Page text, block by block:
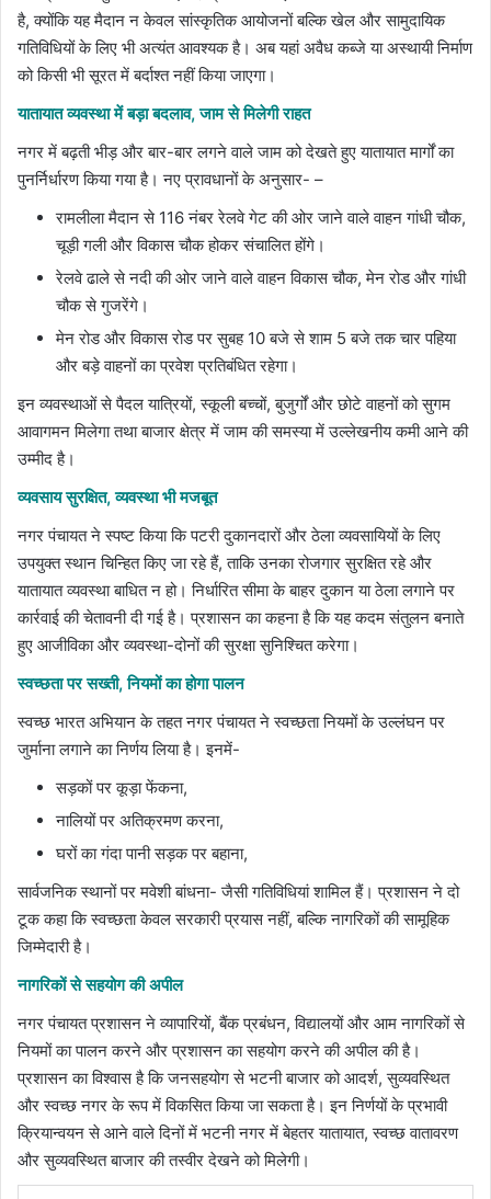
है, क्योंकि यह मैदान न केवल सांस्कृतिक आयोजनों बल्कि खेल और सामुदायिक
गतिविधियों के लिए भी अत्यंत आवश्यक है। अब यहां अवैध कब्जे या अस्थायी निर्माण
को किसी भी सूरत में बर्दाश्त नहीं किया जाएगा।
यातायात व्यवस्था में बड़ा बदलाव, जाम से मिलेगी राहत
नगर में बढ़ती भीड़ और बार-बार लगने वाले जाम को देखते हुए यातायात मार्गों का
पुनर्निर्धारण किया गया है। नए प्रावधानों के अनुसार- –
रामलीला मैदान से 116 नंबर रेलवे गेट की ओर जाने वाले वाहन गांधी चौक,
चूड़ी गली और विकास चौक होकर संचालित होंगे।
रेलवे ढाले से नदी की ओर जाने वाले वाहन विकास चौक, मेन रोड और गांधी
चौक से गुजरेंगे।
मेन रोड और विकास रोड पर सुबह 10 बजे से शाम 5 बजे तक चार पहिया
और बड़े वाहनों का प्रवेश प्रतिबंधित रहेगा।
इन व्यवस्थाओं से पैदल यात्रियों, स्कूली बच्चों, बुजुर्गों और छोटे वाहनों को सुगम
आवागमन मिलेगा तथा बाजार क्षेत्र में जाम की समस्या में उल्लेखनीय कमी आने की
उम्मीद है।
व्यवसाय सुरक्षित, व्यवस्था भी मजबूत
नगर पंचायत ने स्पष्ट किया कि पटरी दुकानदारों और ठेला व्यवसायियों के लिए
उपयुक्त स्थान चिन्हित किए जा रहे हैं, ताकि उनका रोजगार सुरक्षित रहे और
यातायात व्यवस्था बाधित न हो। निर्धारित सीमा के बाहर दुकान या ठेला लगाने पर
कार्रवाई की चेतावनी दी गई है। प्रशासन का कहना है कि यह कदम संतुलन बनाते
हुए आजीविका और व्यवस्था-दोनों की सुरक्षा सुनिश्चित करेगा।
स्वच्छता पर सख्ती, नियमों का होगा पालन
स्वच्छ भारत अभियान के तहत नगर पंचायत ने स्वच्छता नियमों के उल्लंघन पर
जुर्माना लगाने का निर्णय लिया है। इनमें-
सड़कों पर कूड़ा फेंकना,
नालियों पर अतिक्रमण करना,
घरों का गंदा पानी सड़क पर बहाना,
सार्वजनिक स्थानों पर मवेशी बांधना- जैसी गतिविधियां शामिल हैं। प्रशासन ने दो
टूक कहा कि स्वच्छता केवल सरकारी प्रयास नहीं, बल्कि नागरिकों की सामूहिक
जिम्मेदारी है।
नागरिकों से सहयोग की अपील
नगर पंचायत प्रशासन ने व्यापारियों, बैंक प्रबंधन, विद्यालयों और आम नागरिकों से
नियमों का पालन करने और प्रशासन का सहयोग करने की अपील की है।
प्रशासन का विश्वास है कि जनसहयोग से भटनी बाजार को आदर्श, सुव्यवस्थित
और स्वच्छ नगर के रूप में विकसित किया जा सकता है। इन निर्णयों के प्रभावी
क्रियान्वयन से आने वाले दिनों में भटनी नगर में बेहतर यातायात, स्वच्छ वातावरण
और सुव्यवस्थित बाजार की तस्वीर देखने को मिलेगी।